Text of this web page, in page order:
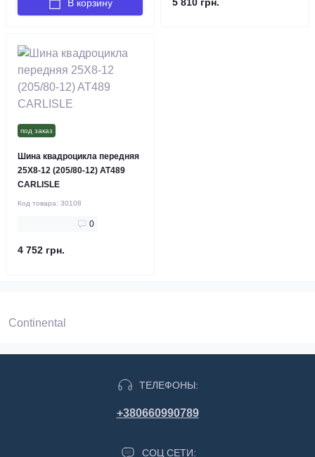
В корзину
под заказ
Шина квадроцикла передняя
25X8-12 (205/80-12) AT489
CARLISLE
Код товара: 30108
0
4 752 грн.
Continental
ТЕЛЕФОНЫ:
+380660990789
СОЦ СЕТИ: